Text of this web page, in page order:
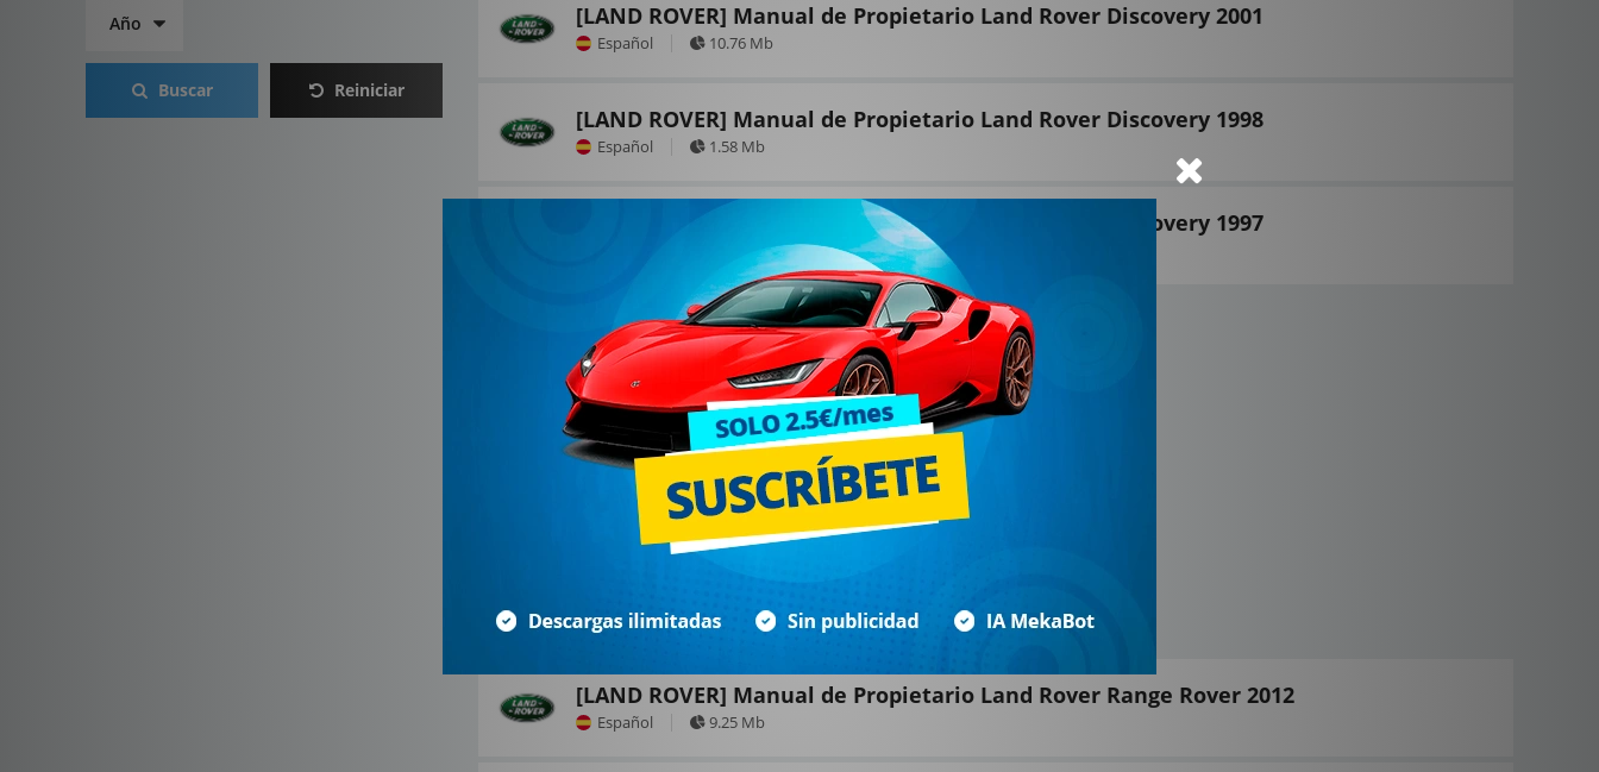
Buscar Reiniciar
[LAND ROVER] Manual de Propietario Land Rover Discovery 2001
Español 10.76 Mb
[LAND ROVER] Manual de Propietario Land Rover Discovery 1998
Español 1.58 Mb
[LAND ROVER] Manual de Propietario Land Rover Discovery 1997
1.58 Mb
[LAND ROVER] Manual de Propietario Land Rover Range Rover 2012
Español 9.25 Mb